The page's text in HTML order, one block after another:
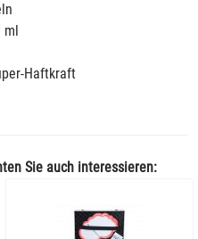
ml
Haftkraft
Sie auch interessieren: